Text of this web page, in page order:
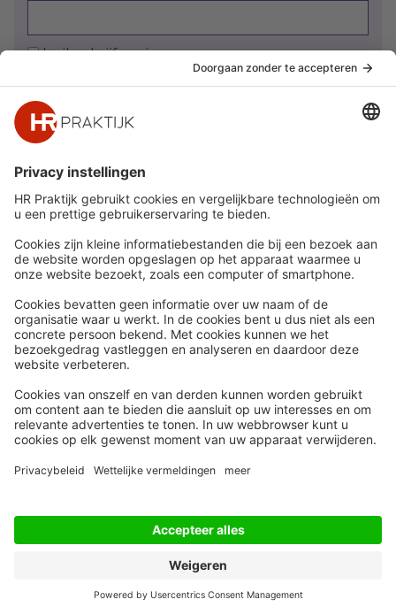
Ja, ik schrijf me in
Snel naar
Nieuws
Whitepapers
Webinars
Word lid
Contact
Meer
HR Academy
HR Podcast
CHRO
HR Day
Volg Ons
Alle rechten voorbehouden
Privacyinstellingen
Algemene Voorwaarden